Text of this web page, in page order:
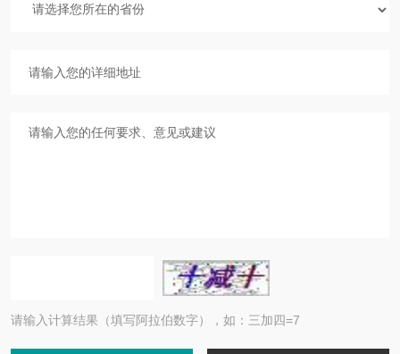
请输入计算结果（填写阿拉伯数字），如：三加四=7